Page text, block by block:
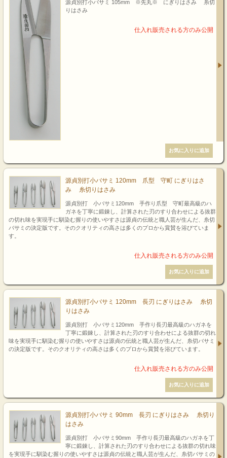
源貞別打小バサミ 105mm ※先丸※ にぎりはさみ 糸切
りはさみ
源貞別打小バサミ 120mm 爪型 守町 にぎりはさ
み 糸切りはさみ
源貞別打 小バサミ120mm 手作り爪型 守町最高級のハ
ガネを丁寧に鍛錬し、計算された刃のすり合わせによる抜群
の切れ味を実現手に馴染む握りの使いやすさは源貞の伝統と職人芸が生んだ、糸切
バサミの決定版です。そのクオリティの高さは多くのプロから賞賛を浴びていま
す。
源貞別打小バサミ 120mm 長刃 にぎりはさみ 糸切
りはさみ
源貞別打 小バサミ120mm 手作り長刃最高級のハガネを
丁寧に鍛錬し、計算された刃のすり合わせによる抜群の切れ
味を実現手に馴染む握りの使いやすさは源貞の伝統と職人芸が生んだ、糸切バサミ
の決定版です。そのクオリティの高さは多くのプロから賞賛を浴びています。
源貞別打小バサミ 90mm 長刃 にぎりはさみ 糸切り
はさみ
源貞別打 小バサミ90mm 手作り長刃最高級のハガネを丁
寧に鍛錬し、計算された刃のすり合わせによる抜群の切れ味
を実現手に馴染む握りの使いやすさは源貞の伝統と職人芸が生んだ、糸切バサミの